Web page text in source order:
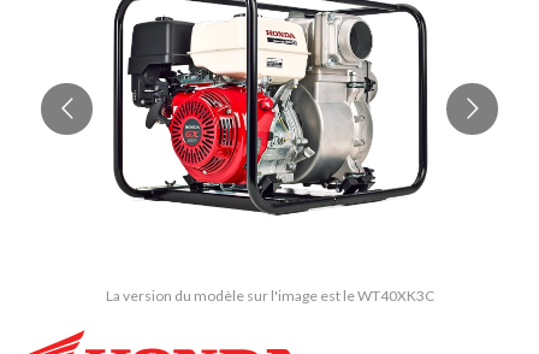
La version du modèle sur l'image est le WT40XK3C